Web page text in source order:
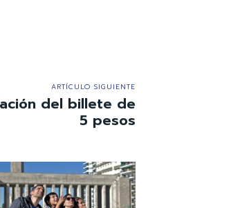
ARTÍCULO SIGUIENTE
del billete de
5 pesos